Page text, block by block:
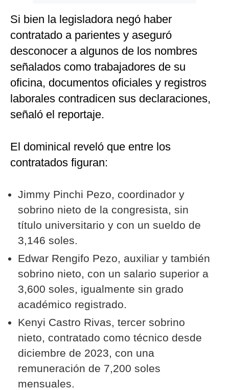
Si bien la legisladora negó haber
contratado a parientes y aseguró
desconocer a algunos de los nombres
señalados como trabajadores de su
oficina, documentos oficiales y registros
laborales contradicen sus declaraciones,
señaló el reportaje.
El dominical reveló que entre los
contratados figuran:
Jimmy Pinchi Pezo, coordinador y
sobrino nieto de la congresista, sin
título universitario y con un sueldo de
3,146 soles.
Edwar Rengifo Pezo, auxiliar y también
sobrino nieto, con un salario superior a
3,600 soles, igualmente sin grado
académico registrado.
Kenyi Castro Rivas, tercer sobrino
nieto, contratado como técnico desde
diciembre de 2023, con una
remuneración de 7,200 soles
mensuales.